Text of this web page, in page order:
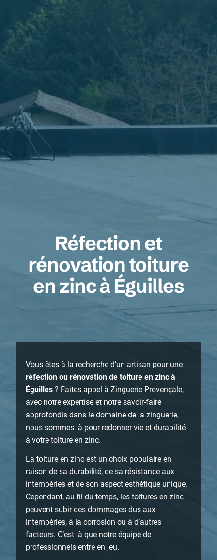
Réfection et
rénovation toiture
en zinc à Éguilles
Vous êtes à la recherche d’un artisan pour une
réfection ou rénovation de toiture en zinc à
Éguilles ? Faites appel à Zinguerie Provençale,
avec notre expertise et notre savoir-faire
approfondis dans le domaine de la zinguerie,
nous sommes là pour redonner vie et durabilité
à votre toiture en zinc.
La toiture en zinc est un choix populaire en
raison de sa durabilité, de sa résistance aux
intempéries et de son aspect esthétique unique.
Cependant, au fil du temps, les toitures en zinc
peuvent subir des dommages dus aux
intempéries, à la corrosion ou à d’autres
facteurs. C’est là que notre équipe de
professionnels entre en jeu.